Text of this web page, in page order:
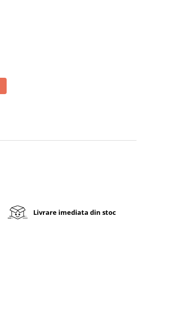
Livrare imediata din stoc